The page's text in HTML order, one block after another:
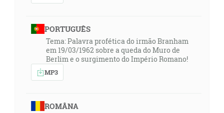
PORTUGUÊS
Tema: Palavra profética do irmão Branham
em 19/03/1962 sobre a queda do Muro de
Berlim e o surgimento do Império Romano!
MP3
ROMÂNA